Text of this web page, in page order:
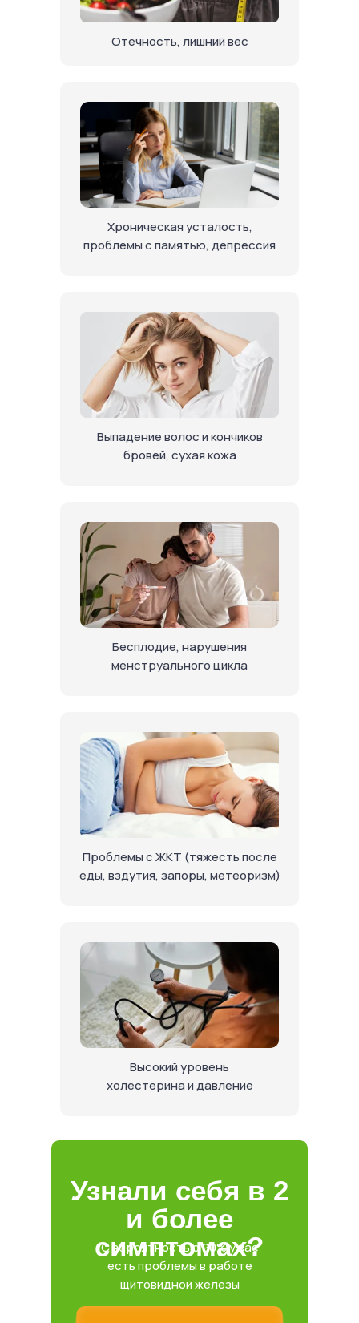
Отечность, лишний вес
Бесплодие, нарушения
менструального цикла
Хроническая усталость,
проблемы с памятью, депрессия
Проблемы с ЖКТ (тяжесть после
еды, вздутия, запоры, метеоризм)
Выпадение волос и кончиков
бровей, сухая кожа
Высокий уровень
холестерина и давление
Узнали себя в 2
и более
симптомах?
С вероятностью 90% у вас
есть проблемы в работе
щитовидной железы